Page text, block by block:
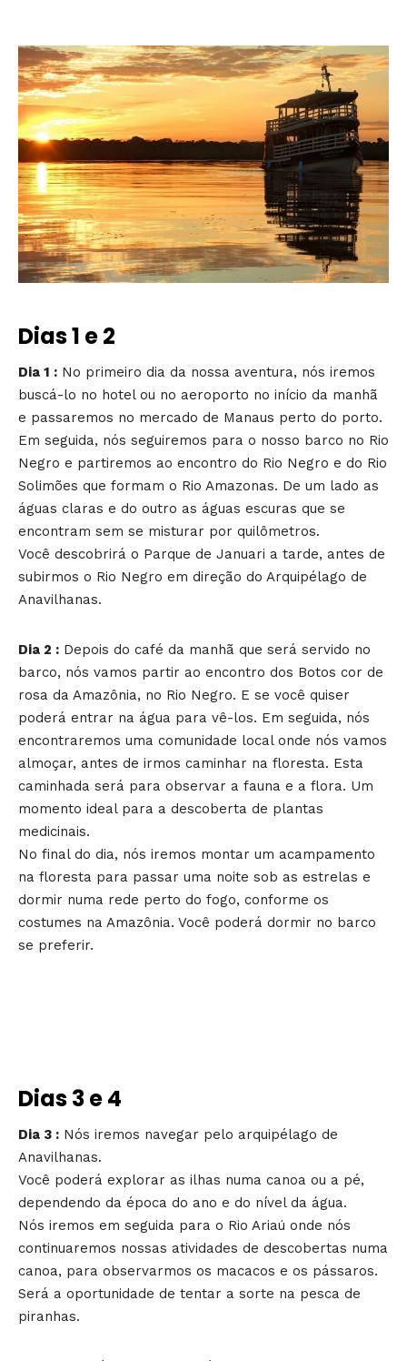
Dias 1 e 2
Dia 1 : No primeiro dia da nossa aventura, nós iremos
buscá-lo no hotel ou no aeroporto no início da manhã
e passaremos no mercado de Manaus perto do porto.
Em seguida, nós seguiremos para o nosso barco no Rio
Negro e partiremos ao encontro do Rio Negro e do Rio
Solimões que formam o Rio Amazonas. De um lado as
águas claras e do outro as águas escuras que se
encontram sem se misturar por quilômetros.
Você descobrirá o Parque de Januari a tarde, antes de
subirmos o Rio Negro em direção do Arquipélago de
Anavilhanas.
Dia 2 : Depois do café da manhã que será servido no
barco, nós vamos partir ao encontro dos Botos cor de
rosa da Amazônia, no Rio Negro. E se você quiser
poderá entrar na água para vê-los. Em seguida, nós
encontraremos uma comunidade local onde nós vamos
almoçar, antes de irmos caminhar na floresta. Esta
caminhada será para observar a fauna e a flora. Um
momento ideal para a descoberta de plantas
medicinais.
No final do dia, nós iremos montar um acampamento
na floresta para passar uma noite sob as estrelas e
dormir numa rede perto do fogo, conforme os
costumes na Amazônia. Você poderá dormir no barco
se preferir.
Dias 3 e 4
Dia 3 : Nós iremos navegar pelo arquipélago de
Anavilhanas.
Você poderá explorar as ilhas numa canoa ou a pé,
dependendo da época do ano e do nível da água.
Nós iremos em seguida para o Rio Ariaú onde nós
continuaremos nossas atividades de descobertas numa
canoa, para observarmos os macacos e os pássaros.
Será a oportunidade de tentar a sorte na pesca de
piranhas.